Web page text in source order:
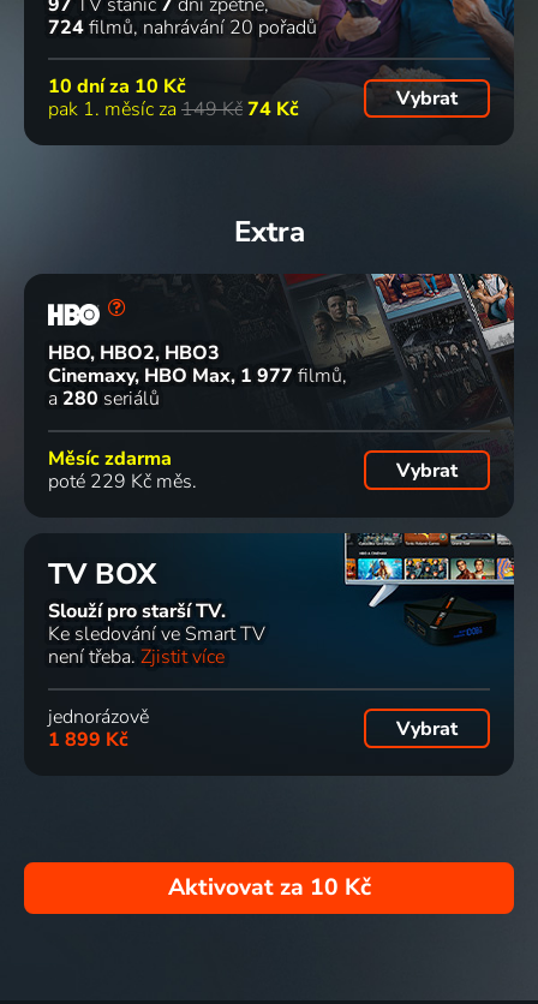
724filmů nahrávání 20 pořadů
10 dní za 10 Kč
pak 1. měsíc za 149 Kč74 Kč Vybrat
Extra
HBO, HBO2, HBO3
Cinemaxy, HBO Max 1 977 filmů
a 280 seriálů
Měsíc zdarma
poté 229 Kč měs.
Vybrat
TV BOX
Slouží pro starší TV.
Ke sledování ve Smart TV
není třeba. Zjistit více
jednorázově
1 899 Kč
Vybrat
Aktivovat za 10 Kč